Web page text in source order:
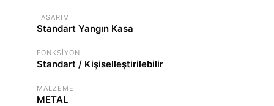
TASARIM
Standart Yangın Kasa
FONKSIYON
Standart / Kişiselleştirilebilir
MALZEME
METAL